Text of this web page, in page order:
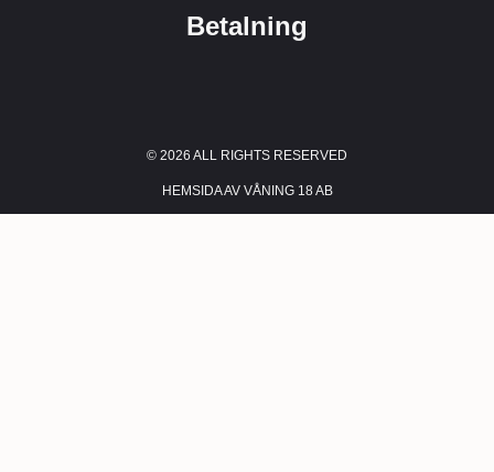
Betalning
© 2026 ALL RIGHTS RESERVED​
HEMSIDA AV VÅNING 18 AB